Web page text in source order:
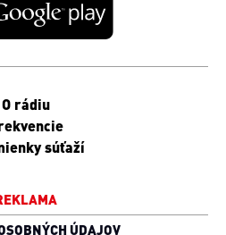
O rádiu
súťaží
ÚDAJOV